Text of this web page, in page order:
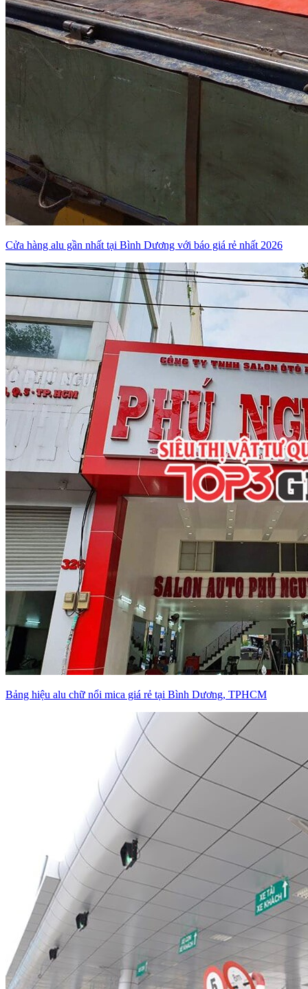
Cửa hàng alu gần nhất tại Bình Dương với báo giá rẻ nhất 2026
Bảng hiệu alu chữ nổi mica giá rẻ tại Bình Dương, TPHCM